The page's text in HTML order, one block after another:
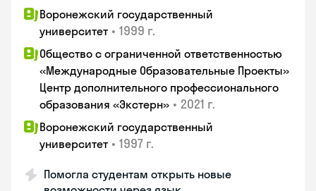
Воронежский государственный
университет • 1999 г.
Общество с ограниченной ответственностью
«Международные Образовательные Проекты»
Центр дополнительного профессионального
образования «Экстерн» • 2021 г.
Воронежский государственный
университет • 1997 г.
Помогла студентам открыть новые